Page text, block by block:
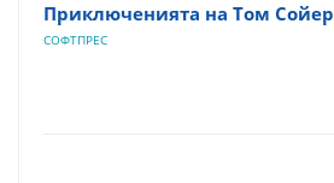
Приключенията на Том Сойер
СОФТПРЕС